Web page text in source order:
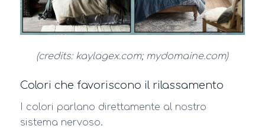
(credits: kaylagex.com; mydomaine.com)
Colori che favoriscono il rilassamento
I colori parlano direttamente al nostro
sistema nervoso.